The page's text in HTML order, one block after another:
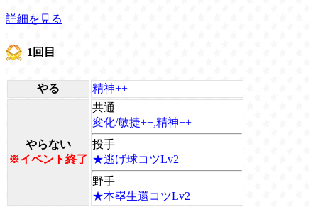
詳細を見る
1回目
やる 精神++
やらない
※イベント終了
共通
変化/敏捷++,精神++
投手
★逃げ球コツLv2
野手
★本塁生還コツLv2